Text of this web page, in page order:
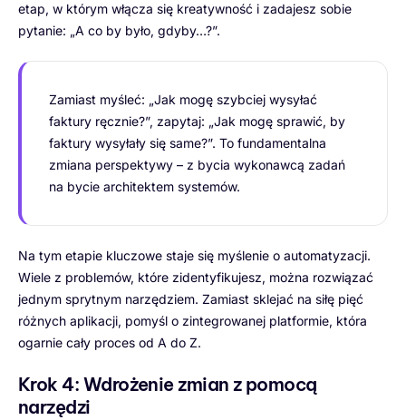
etap, w którym włącza się kreatywność i zadajesz sobie
pytanie: „A co by było, gdyby…?”.
Zamiast myśleć: „Jak mogę szybciej wysyłać
faktury ręcznie?”, zapytaj: „Jak mogę sprawić, by
faktury wysyłały się same?”. To fundamentalna
zmiana perspektywy – z bycia wykonawcą zadań
na bycie architektem systemów.
Na tym etapie kluczowe staje się myślenie o automatyzacji.
Wiele z problemów, które zidentyfikujesz, można rozwiązać
jednym sprytnym narzędziem. Zamiast sklejać na siłę pięć
różnych aplikacji, pomyśl o zintegrowanej platformie, która
ogarnie cały proces od A do Z.
Krok 4: Wdrożenie zmian z pomocą
narzędzi